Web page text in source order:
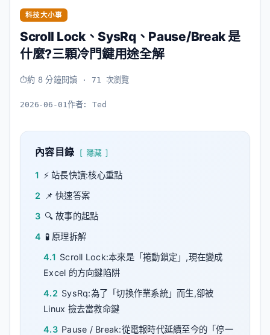
科技大小事
Scroll Lock、SysRq、Pause/Break 是
什麼?三顆冷門鍵用途全解
約 8 分鐘閱讀 · 71 次瀏覽
2026-06-01 作者:Ted
內容目錄 隱藏
1 ⚡ 站長快讀:核心重點
2
📌 快速答案
3 🔍 故事的起點
4 🧪 原理拆解
4.1 Scroll Lock:本來是「捲動鎖定」,現在變成
Excel 的方向鍵陷阱
4.2 SysRq:為了「切換作業系統」而生,卻被
Linux 撿去當救命鍵
4.3 Pause / Break:從電報時代延續至今的「停一